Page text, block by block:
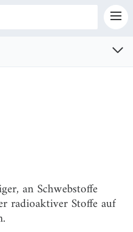
ionisierender Strahlung
an Schwebstoffe
radioaktiver Stoffe auf